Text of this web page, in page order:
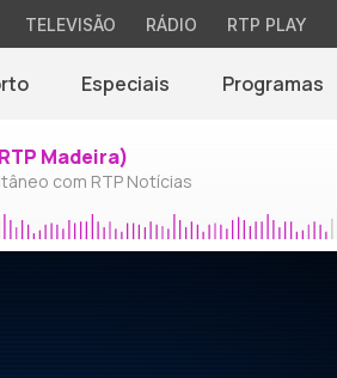
TELEVISÃO RÁDIO RTP PLAY
Especiais Programas
Madeira)
com RTP Notícias